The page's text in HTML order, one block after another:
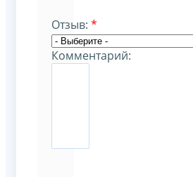
Отзыв: *
Комментарий: